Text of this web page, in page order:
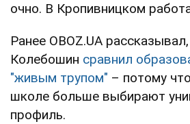
очно. В Кропивницком
Ранее OBOZ.UA
Колебошин сравнил
"живым трупом" – потому
школе больше выбирают
профиль.